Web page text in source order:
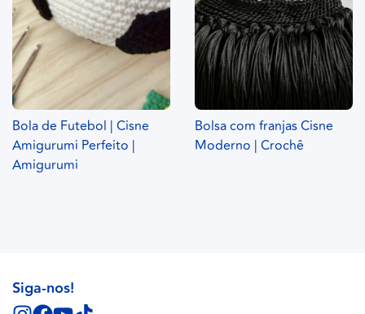
Bola de Futebol | Cisne
Amigurumi Perfeito |
Amigurumi
Bolsa com franjas Cisne
Moderno | Crochê
Siga-nos!